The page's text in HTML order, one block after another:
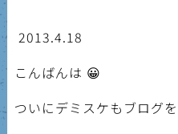
2013.4.18
こんばんは 😀
ついにデミスケもブログ